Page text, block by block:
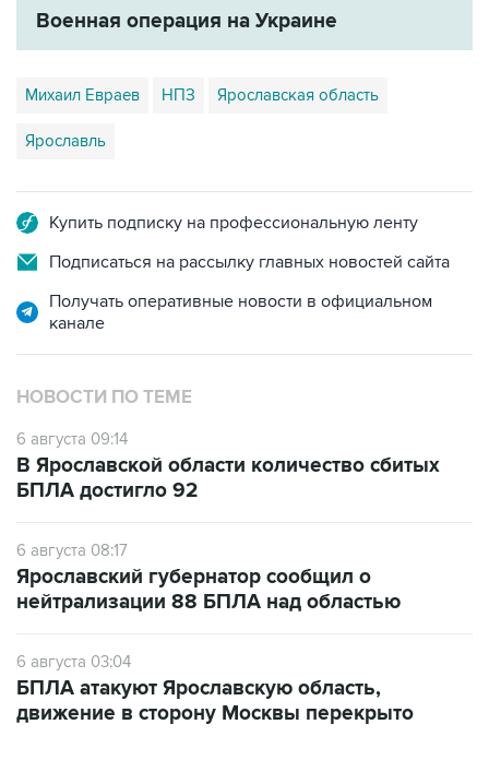
Военная операция на Украине
Михаил Евраев НПЗ Ярославская область
Ярославль
Купить подписку на профессиональную ленту
Подписаться на рассылку главных новостей сайта
Получать оперативные новости в официальном
канале
НОВОСТИ ПО ТЕМЕ
6 августа 09:14
В Ярославской области количество сбитых
БПЛА достигло 92
6 августа 08:17
Ярославский губернатор сообщил о
нейтрализации 88 БПЛА над областью
6 августа 03:04
БПЛА атакуют Ярославскую область,
движение в сторону Москвы перекрыто